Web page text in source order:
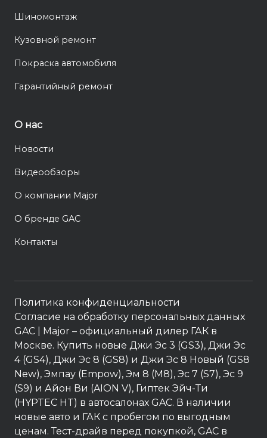
Шиномонтаж
Кузовной ремонт
Покраска автомобиля
Гарантийный ремонт
О нас
Новости
Видеообзоры
О компании Major
О бренде GAC
Контакты
Политика конфиденциальности
Согласие на обработку персональных данных
GAC | Major – официальный дилер ГАК в
Москве. Купить новые Джи Эс 3 (GS3), Джи Эс
4 (GS4), Джи Эс 8 (GS8) и Джи Эс 8 Новый (GS8
New), Эмпау (Empow), Эм 8 (M8), Эс 7 (S7), Эс 9
(S9) и Айон Ви (AION V), Гиптек Эйч-Ти
(HYPTEC HT) в автосалонах GAC. В наличии
новые авто и ГАК с пробегом по выгодным
ценам. Тест-драйв перед покупкой, GAC в